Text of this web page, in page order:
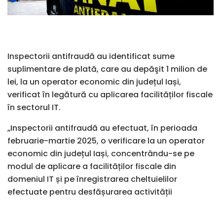
Inspectorii antifraudă au identificat sume
suplimentare de plată, care au depăşit 1 milion de
lei, la un operator economic din județul Iași,
verificat în legătură cu aplicarea facilităților fiscale
în sectorul IT.
„Inspectorii antifraudă au efectuat, în perioada
februarie-martie 2025, o verificare la un operator
economic din județul Iași, concentrându-se pe
modul de aplicare a facilităților fiscale din
domeniul IT și pe înregistrarea cheltuielilor
efectuate pentru desfășurarea activității